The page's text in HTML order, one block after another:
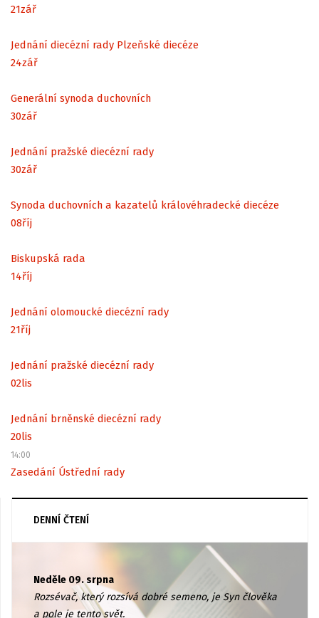
21zář
Jednání diecézní rady Plzeňské diecéze
24zář
Generální synoda duchovních
30zář
Jednání pražské diecézní rady
30zář
Synoda duchovních a kazatelů královéhradecké diecéze
08říj
Biskupská rada
14říj
Jednání olomoucké diecézní rady
21říj
Jednání pražské diecézní rady
02lis
Jednání brněnské diecézní rady
20lis
14:00
Zasedání Ústřední rady
DENNÍ ČTENÍ
Neděle 09. srpna
Rozsévač, který rozsívá dobré semeno, je Syn člověka
a pole je tento svět.